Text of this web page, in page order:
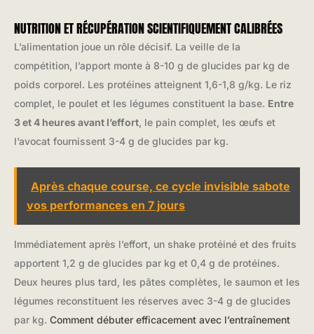
NUTRITION ET RÉCUPÉRATION SCIENTIFIQUEMENT CALIBRÉES
L’alimentation joue un rôle décisif. La veille de la
compétition, l’apport monte à 8-10 g de glucides par kg de
poids corporel. Les protéines atteignent 1,6-1,8 g/kg. Le riz
complet, le poulet et les légumes constituent la base. Entre
3 et 4 heures avant l’effort , le pain complet, les œufs et
l’avocat fournissent 3-4 g de glucides par kg.
Après chaque course, ce cycle invisible sabote
vos performances en 7 jours
Immédiatement après l’effort, un shake protéiné et des fruits
apportent 1,2 g de glucides par kg et 0,4 g de protéines.
Deux heures plus tard, les pâtes complètes, le saumon et les
légumes reconstituent les réserves avec 3-4 g de glucides
par kg. Comment débuter efficacement avec l’entraînement